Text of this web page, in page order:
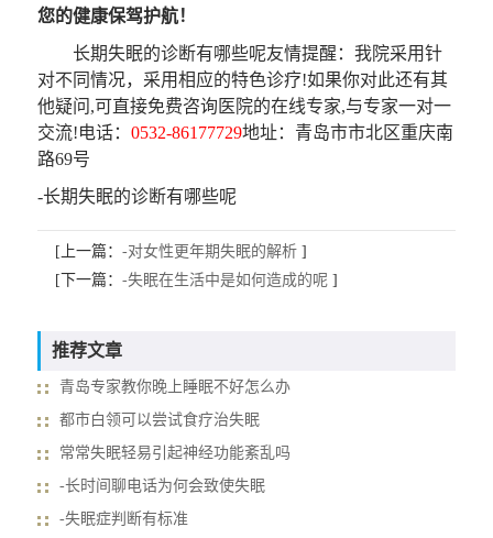
您的健康保驾护航！
长期失眠的诊断有哪些呢友情提醒 ：我院采用针
对不同情况，采用相应的特色诊疗!如果你对此还有其
他疑问,可直接免费咨询医院的在线专家,与专家一对一
交流!电话：0532-86177729地址：青岛市市北区重庆南
路69号
-长期失眠的诊断有哪些呢
[上一篇： -对女性更年期失眠的解析]
[下一篇： -失眠在生活中是如何造成的呢]
推荐文章
青岛专家教你晚上睡眠不好怎么办
都市白领可以尝试食疗治失眠
常常失眠轻易引起神经功能紊乱吗
-长时间聊电话为何会致使失眠
-失眠症判断有标准